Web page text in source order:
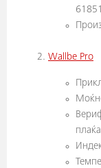
Wallbe Pro